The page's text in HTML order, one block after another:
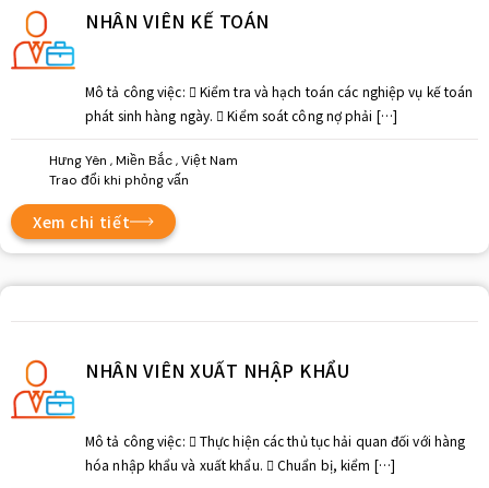
NHÂN VIÊN KẾ TOÁN
Mô tả công việc:  Kiểm tra và hạch toán các nghiệp vụ kế toán
phát sinh hàng ngày.  Kiểm soát công nợ phải […]
Hưng Yên , Miền Bắc , Việt Nam
Trao đổi khi phỏng vấn
Xem chi tiết
NHÂN VIÊN XUẤT NHẬP KHẨU
Mô tả công việc:  Thực hiện các thủ tục hải quan đối với hàng
hóa nhập khẩu và xuất khẩu.  Chuẩn bị, kiểm […]